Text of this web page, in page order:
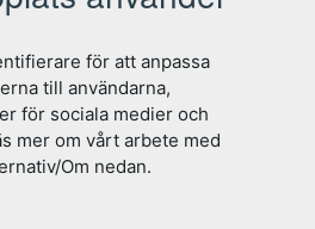
för att anpassa
till användarna,
för sociala medier och
mer om vårt arbete med
Om nedan.
0897
Flaggregler